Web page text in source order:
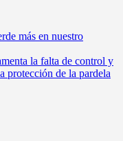
más en nuestro
la falta de control y
protección de la pardela